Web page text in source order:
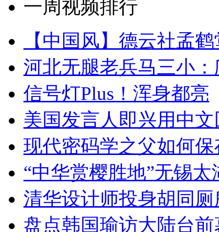
一周视频排行
【中国风】德云社孟
河北无腿老兵马三小
信号灯Plus！浑身都亮
美国发言人即兴用中
现代密码学之父如何
“中华赏樱胜地”无锡
清华设计师投身胡同
盘点韩国瑜访大陆台